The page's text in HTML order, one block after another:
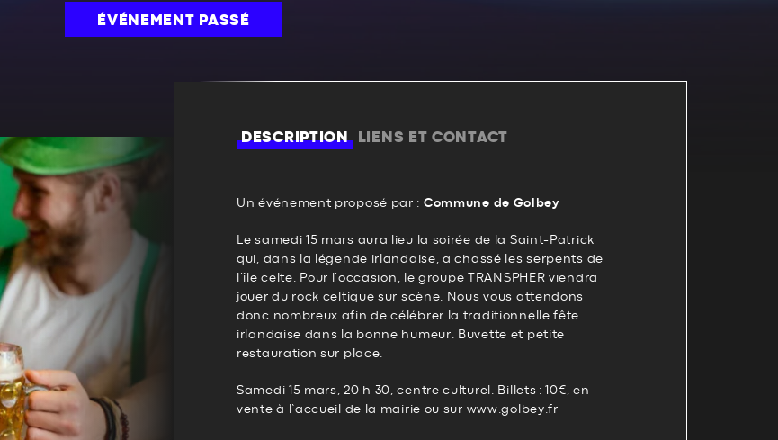
ÉVÉNEMENT PASSÉ
DESCRIPTION LIENS ET CONTACT
Un événement proposé par : Commune de Golbey
Le samedi 15 mars aura lieu la soirée de la Saint-Patrick
qui, dans la légende irlandaise, a chassé les serpents de
l’île celte. Pour l’occasion, le groupe TRANSPHER viendra
jouer du rock celtique sur scène. Nous vous attendons
donc nombreux afin de célébrer la traditionnelle fête
irlandaise dans la bonne humeur. Buvette et petite
restauration sur place.
Samedi 15 mars, 20 h 30, centre culturel. Billets : 10€, en
vente à l’accueil de la mairie ou sur www.golbey.fr